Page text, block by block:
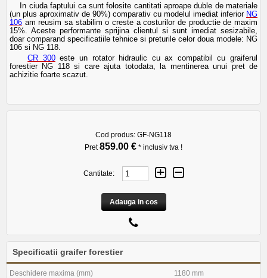
In ciuda faptului ca sunt folosite cantitati aproape duble de materiale
(un plus aproximativ de 90%) comparativ cu modelul imediat inferior NG
106 am reusim sa stabilim o creste a costurilor de productie de maxim
15%. Aceste performante sprijina clientul si sunt imediat sesizabile,
doar comparand specificatiile tehnice si preturile celor doua modele: NG
106 si NG 118.
CR 300este un rotator hidraulic cu ax compatibil cu graiferul
forestier NG 118 si care ajuta totodata, la mentinerea unui pret de
achizitie foarte scazut.
Cod produs: GF-NG118
Pret859.00 € * inclusiv tva !
Cantitate:
Adauga in cos
Specificatii graifer forestier
Deschidere maxima (mm) 1180 mm